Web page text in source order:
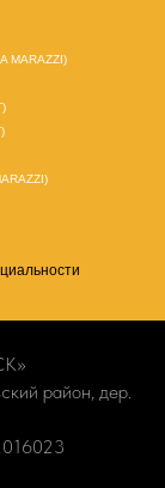
MARAZZI)
район, дер.